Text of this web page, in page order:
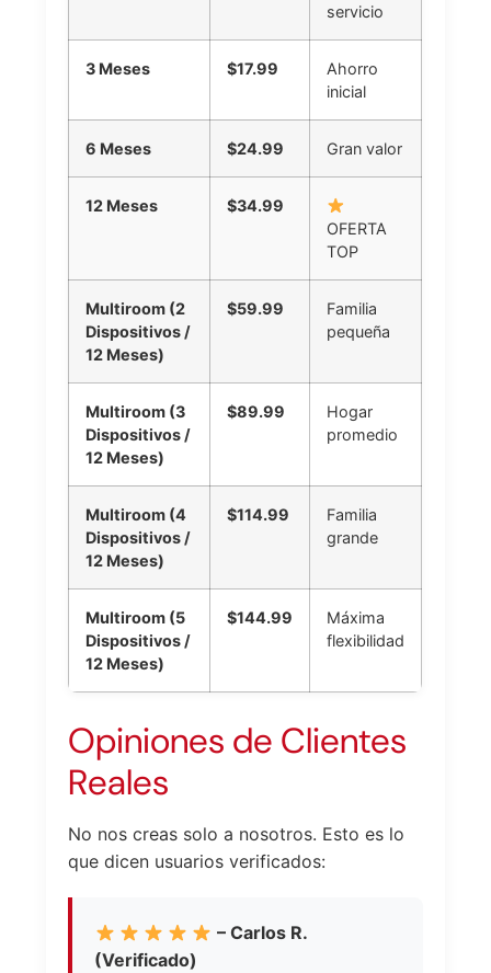
servicio
3 Meses $17.99
Ahorro
inicial
6 Meses $24.99 Gran valor
12 Meses
$34.99
OFERTA
TOP
Multiroom (2
Dispositivos /
12 Meses)
$59.99
Familia
pequeña
Multiroom (3
Dispositivos /
12 Meses)
$89.99
Hogar
promedio
Multiroom (4
Dispositivos /
12 Meses)
$114.99
Familia
grande
Multiroom (5
Dispositivos /
12 Meses)
$144.99
Máxima
flexibilidad
Opiniones de Clientes
Reales
No nos creas solo a nosotros. Esto es lo
que dicen usuarios verificados:
– Carlos R.
(Verificado)